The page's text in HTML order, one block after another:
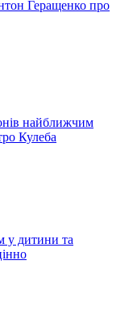
Геращенко про
найближчим
Кулеба
у дитини та